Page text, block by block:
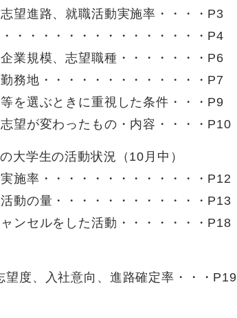
望進路、就職活動実施率・・・・P3
・・・・・・・・・・・・・・・P4
業規模、志望職種・・・・・・・P6
務地・・・・・・・・・・・・・P7
を選ぶときに重視した条件・・・P9
望が変わったもの・内容・・・・P10
大学生の活動状況（10月中）
施率・・・・・・・・・・・・・P12
動の量・・・・・・・・・・・・P13
ンセルをした活動・・・・・・・P18
望度、入社意向、進路確定率・・・P19